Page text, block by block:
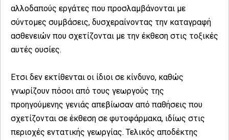
αλλοδαπούς εργάτες που προσλαμβάνονται με
σύντομες συμβάσεις, δυσχεραίνοντας την καταγραφή
ασθενειών που σχετίζονται με την έκθεση στις τοξικές
αυτές ουσίες.
Ετσι δεν εκτίθενται οι ίδιοι σε κίνδυνο, καθώς
γνωρίζουν πόσοι από τους γεωργούς της
προηγούμενης γενιάς απεβίωσαν από παθήσεις που
σχετίζονται σε έκθεση σε φυτοφάρμακα, ιδίως στις
περιοχές εντατικής γεωργίας. Τελικός αποδέκτης